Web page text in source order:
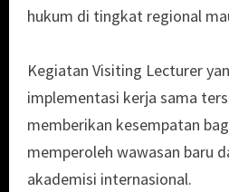
hukum di tingkat regional
Kegiatan Visiting Lecturer
implementasi kerja sama
memberikan kesempatan
memperoleh wawasan baru
akademisi internasional.